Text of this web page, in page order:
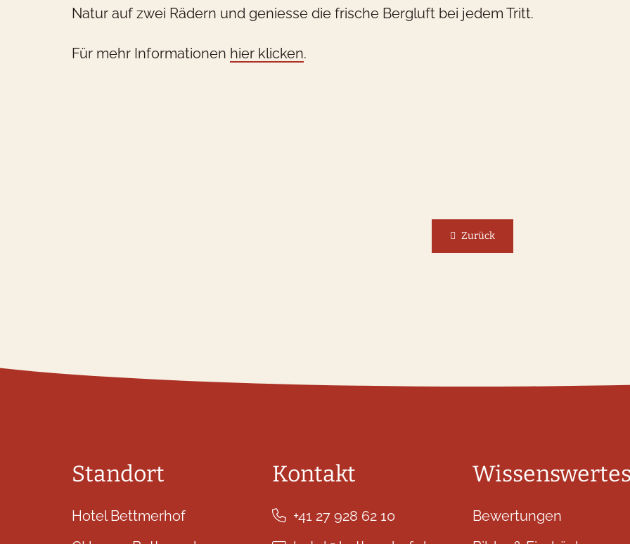
Natur auf zwei Rädern und geniesse die frische Bergluft bei jedem Tritt.
Für mehr Informationen hier klicken.
Zurück
Standort
Hotel Bettmerhof
Kontakt
+41 27 928 62 10
Wissenswertes
Bewertungen